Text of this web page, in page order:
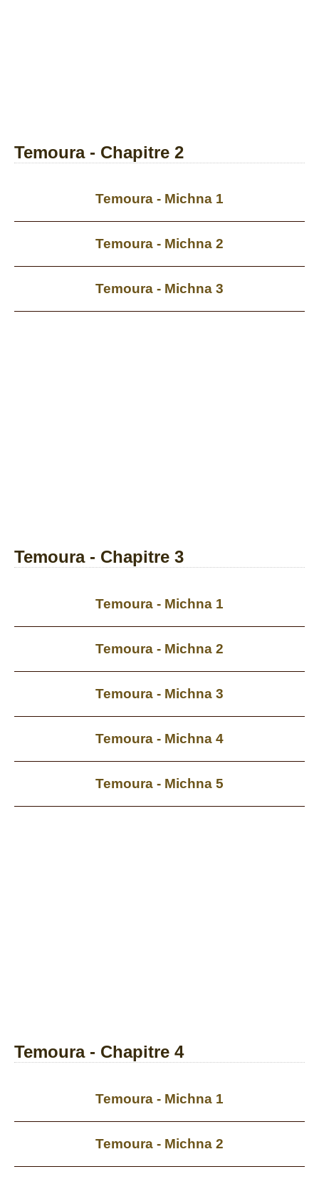
Temoura - Chapitre 2
Temoura - Michna 1
Temoura - Michna 2
Temoura - Michna 3
Temoura - Chapitre 3
Temoura - Michna 1
Temoura - Michna 2
Temoura - Michna 3
Temoura - Michna 4
Temoura - Michna 5
Temoura - Chapitre 4
Temoura - Michna 1
Temoura - Michna 2